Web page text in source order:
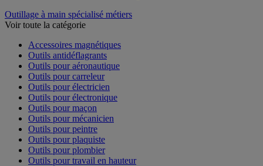
Outillage à main spécialisé métiers
Voir toute la catégorie
Accessoires magnétiques
Outils antidéflagrants
Outils pour aéronautique
Outils pour carreleur
Outils pour électricien
Outils pour électronique
Outils pour maçon
Outils pour mécanicien
Outils pour peintre
Outils pour plaquiste
Outils pour plombier
Outils pour travail en hauteur